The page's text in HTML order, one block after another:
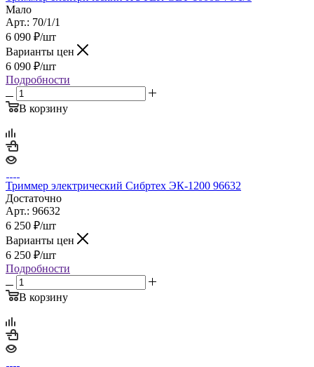
Мало
Арт.: 70/1/1
6 090 ₽/шт
Варианты цен
6 090 ₽/шт
Подробности
В корзину
Триммер электрический Сибртех ЭК-1200 96632
Достаточно
Арт.: 96632
6 250 ₽/шт
Варианты цен
6 250 ₽/шт
Подробности
В корзину